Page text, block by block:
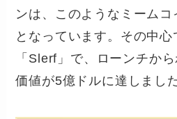
ンは、このようなミーム
となっています。その中
「Slerf」で、ローンチか
価値が5億ドルに達しました